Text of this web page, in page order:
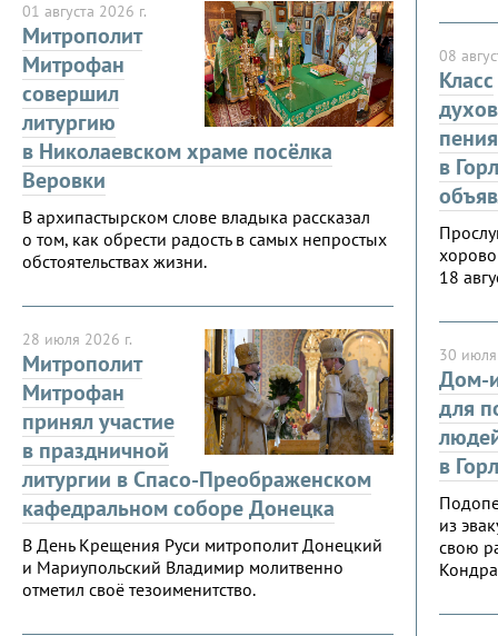
01 августа 2026 г.
Митрополит
Митрофан
совершил
литургию
в Николаевском храме посёлка
Веровки
В архипастырском слове владыка рассказал
о том, как обрести радость в самых непростых
обстоятельствах жизни.
28 июля 2026 г.
Митрополит
Митрофан
принял участие
в праздничной
литургии в Спасо-Преображенском
кафедральном соборе Донецка
В День Крещения Руси митрополит Донецкий
и Мариупольский Владимир молитвенно
отметил своё тезоименитство.
08
Класс
пения
в
18
30
Дом-
для
в
из
свою